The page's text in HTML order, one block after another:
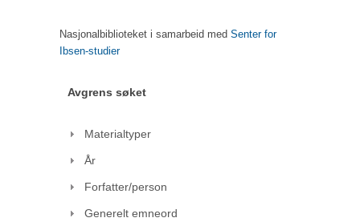
Nasjonalbiblioteket i samarbeid med Senter for
Ibsen-studier
Avgrens søket
Materialtyper
År
Forfatter/person
Generelt emneord